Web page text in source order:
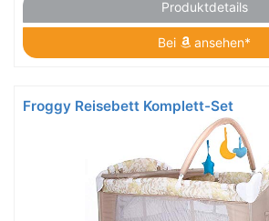
Produktdetails
Bei ansehen*
Froggy Reisebett Komplett-Set